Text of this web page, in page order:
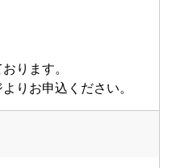
ります。
りお申込ください。